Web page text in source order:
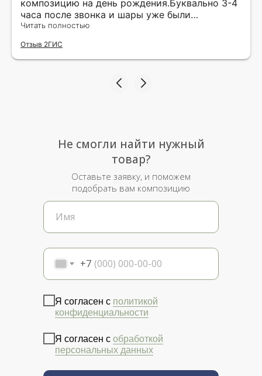
композицию на день рождения.Буквально 3-4
часа после звонка и шары уже были
доставлены мне по адресу.Качество
рада.
Читать полностью
Отзыв 2ГИС
+7
Я согласен с политикой
конфиденциальности
Я согласен с обработкой
персональных данных
Не смогли найти нужный
товар?
Оставьте заявку, и поможем
подобрать вам композицию